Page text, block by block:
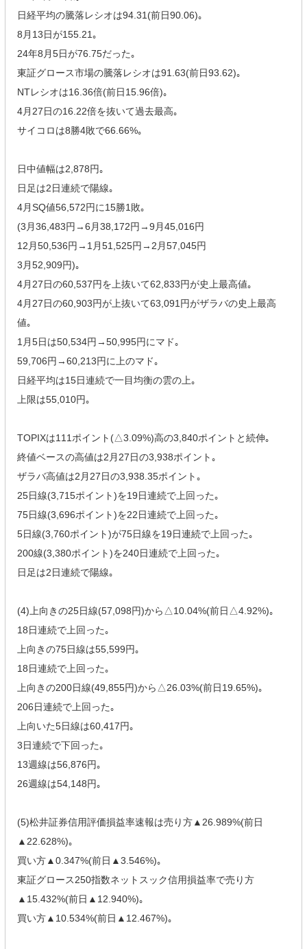
日経平均の騰落レシオは94.31(前日90.06)｡
8月13日が155.21｡
24年8月5日が76.75だった｡
東証グロース市場の騰落レシオは91.63(前日93.62)｡
NTレシオは16.36倍(前日15.96倍)｡
4月27日の16.22倍を抜いて過去最高｡
サイコロは8勝4敗で66.66%｡
日中値幅は2,878円｡
日足は2日連続で陽線｡
4月SQ値56,572円に15勝1敗｡
(3月36,483円→6月38,172円→9月45,016円
12月50,536円→1月51,525円→2月57,045円
3月52,909円)｡
4月27日の60,537円を上抜いて62,833円が史上最高値｡
4月27日の60,903円が上抜いて63,091円がザラバの史上最高
値｡
1月5日は50,534円→50,995円にマド｡
59,706円→60,213円に上のマド｡
日経平均は15日連続で一目均衡の雲の上｡
上限は55,010円｡
TOPIXは111ポイント(△3.09%)高の3,840ポイントと続伸｡
終値ベースの高値は2月27日の3,938ポイント｡
ザラバ高値は2月27日の3,938.35ポイント｡
25日線(3,715ポイント)を19日連続で上回った｡
75日線(3,696ポイント)を22日連続で上回った｡
5日線(3,760ポイント)が75日線を19日連続で上回った｡
200線(3,380ポイント)を240日連続で上回った｡
日足は2日連続で陽線｡
(4)上向きの25日線(57,098円)から△10.04%(前日△4.92%)｡
18日連続で上回った｡
上向きの75日線は55,599円｡
18日連続で上回った｡
上向きの200日線(49,855円)から△26.03%(前日19.65%)｡
206日連続で上回った｡
上向いた5日線は60,417円｡
3日連続で下回った｡
13週線は56,876円｡
26週線は54,148円｡
(5)松井証券信用評価損益率速報は売り方▲26.989%(前日
▲22.628%)｡
買い方▲0.347%(前日▲3.546%)｡
東証グロース250指数ネットスック信用損益率で売り方
▲15.432%(前日▲12.940%)｡
買い方▲10.534%(前日▲12.467%)｡